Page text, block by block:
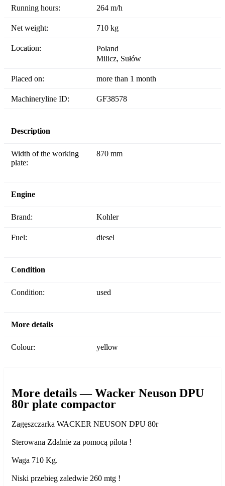
Running hours: 264 m/h
Net weight: 710 kg
Location:
Poland
Milicz, Sułów
Placed on: more than 1 month
Machineryline ID: GF38578
Description
Width of the working
plate:
870 mm
Engine
Brand: Kohler
Fuel: diesel
Condition
Condition: used
More details
Colour: yellow
More details — Wacker Neuson DPU
80r plate compactor
Zagęszczarka WACKER NEUSON DPU 80r
Sterowana Zdalnie za pomocą pilota !
Waga 710 Kg.
Niski przebieg zaledwie 260 mtg !